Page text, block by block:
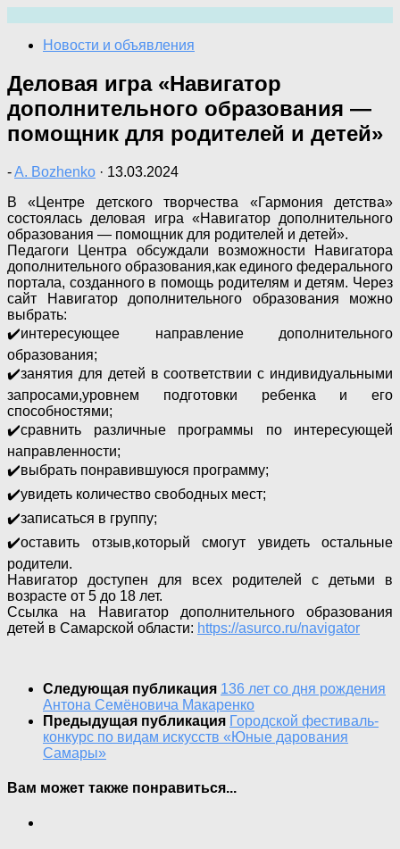
содержимому
Новости и объявления
Деловая игра «Навигатор
дополнительного образования —
помощник для родителей и детей»
-A. Bozhenko · 13.03.2024
В «Центре детского творчества «Гармония детства»
состоялась деловая игра «Навигатор дополнительного
образования — помощник для родителей и детей».
Педагоги Центра обсуждали возможности Навигатора
дополнительного образования,как единого федерального
портала, созданного в помощь родителям и детям. Через
сайт Навигатор дополнительного образования можно
выбрать:
✔️интересующее направление дополнительного
образования;
✔️занятия для детей в соответствии с индивидуальными
запросами,уровнем подготовки ребенка и его
способностями;
✔️сравнить различные программы по интересующей
направленности;
✔️выбрать понравившуюся программу;
✔️увидеть количество свободных мест;
✔️записаться в группу;
✔️оставить отзыв,который смогут увидеть остальные
родители.
Навигатор доступен для всех родителей с детьми в
возрасте от 5 до 18 лет.
Ссылка на Навигатор дополнительного образования
детей в Самарской области: https://asurco.ru/navigator
Следующая публикация 136 лет со дня рождения
Антона Семёновича Макаренко
Предыдущая публикация Городской фестиваль-
конкурс по видам искусств «Юные дарования
Самары»
Вам может также понравиться...